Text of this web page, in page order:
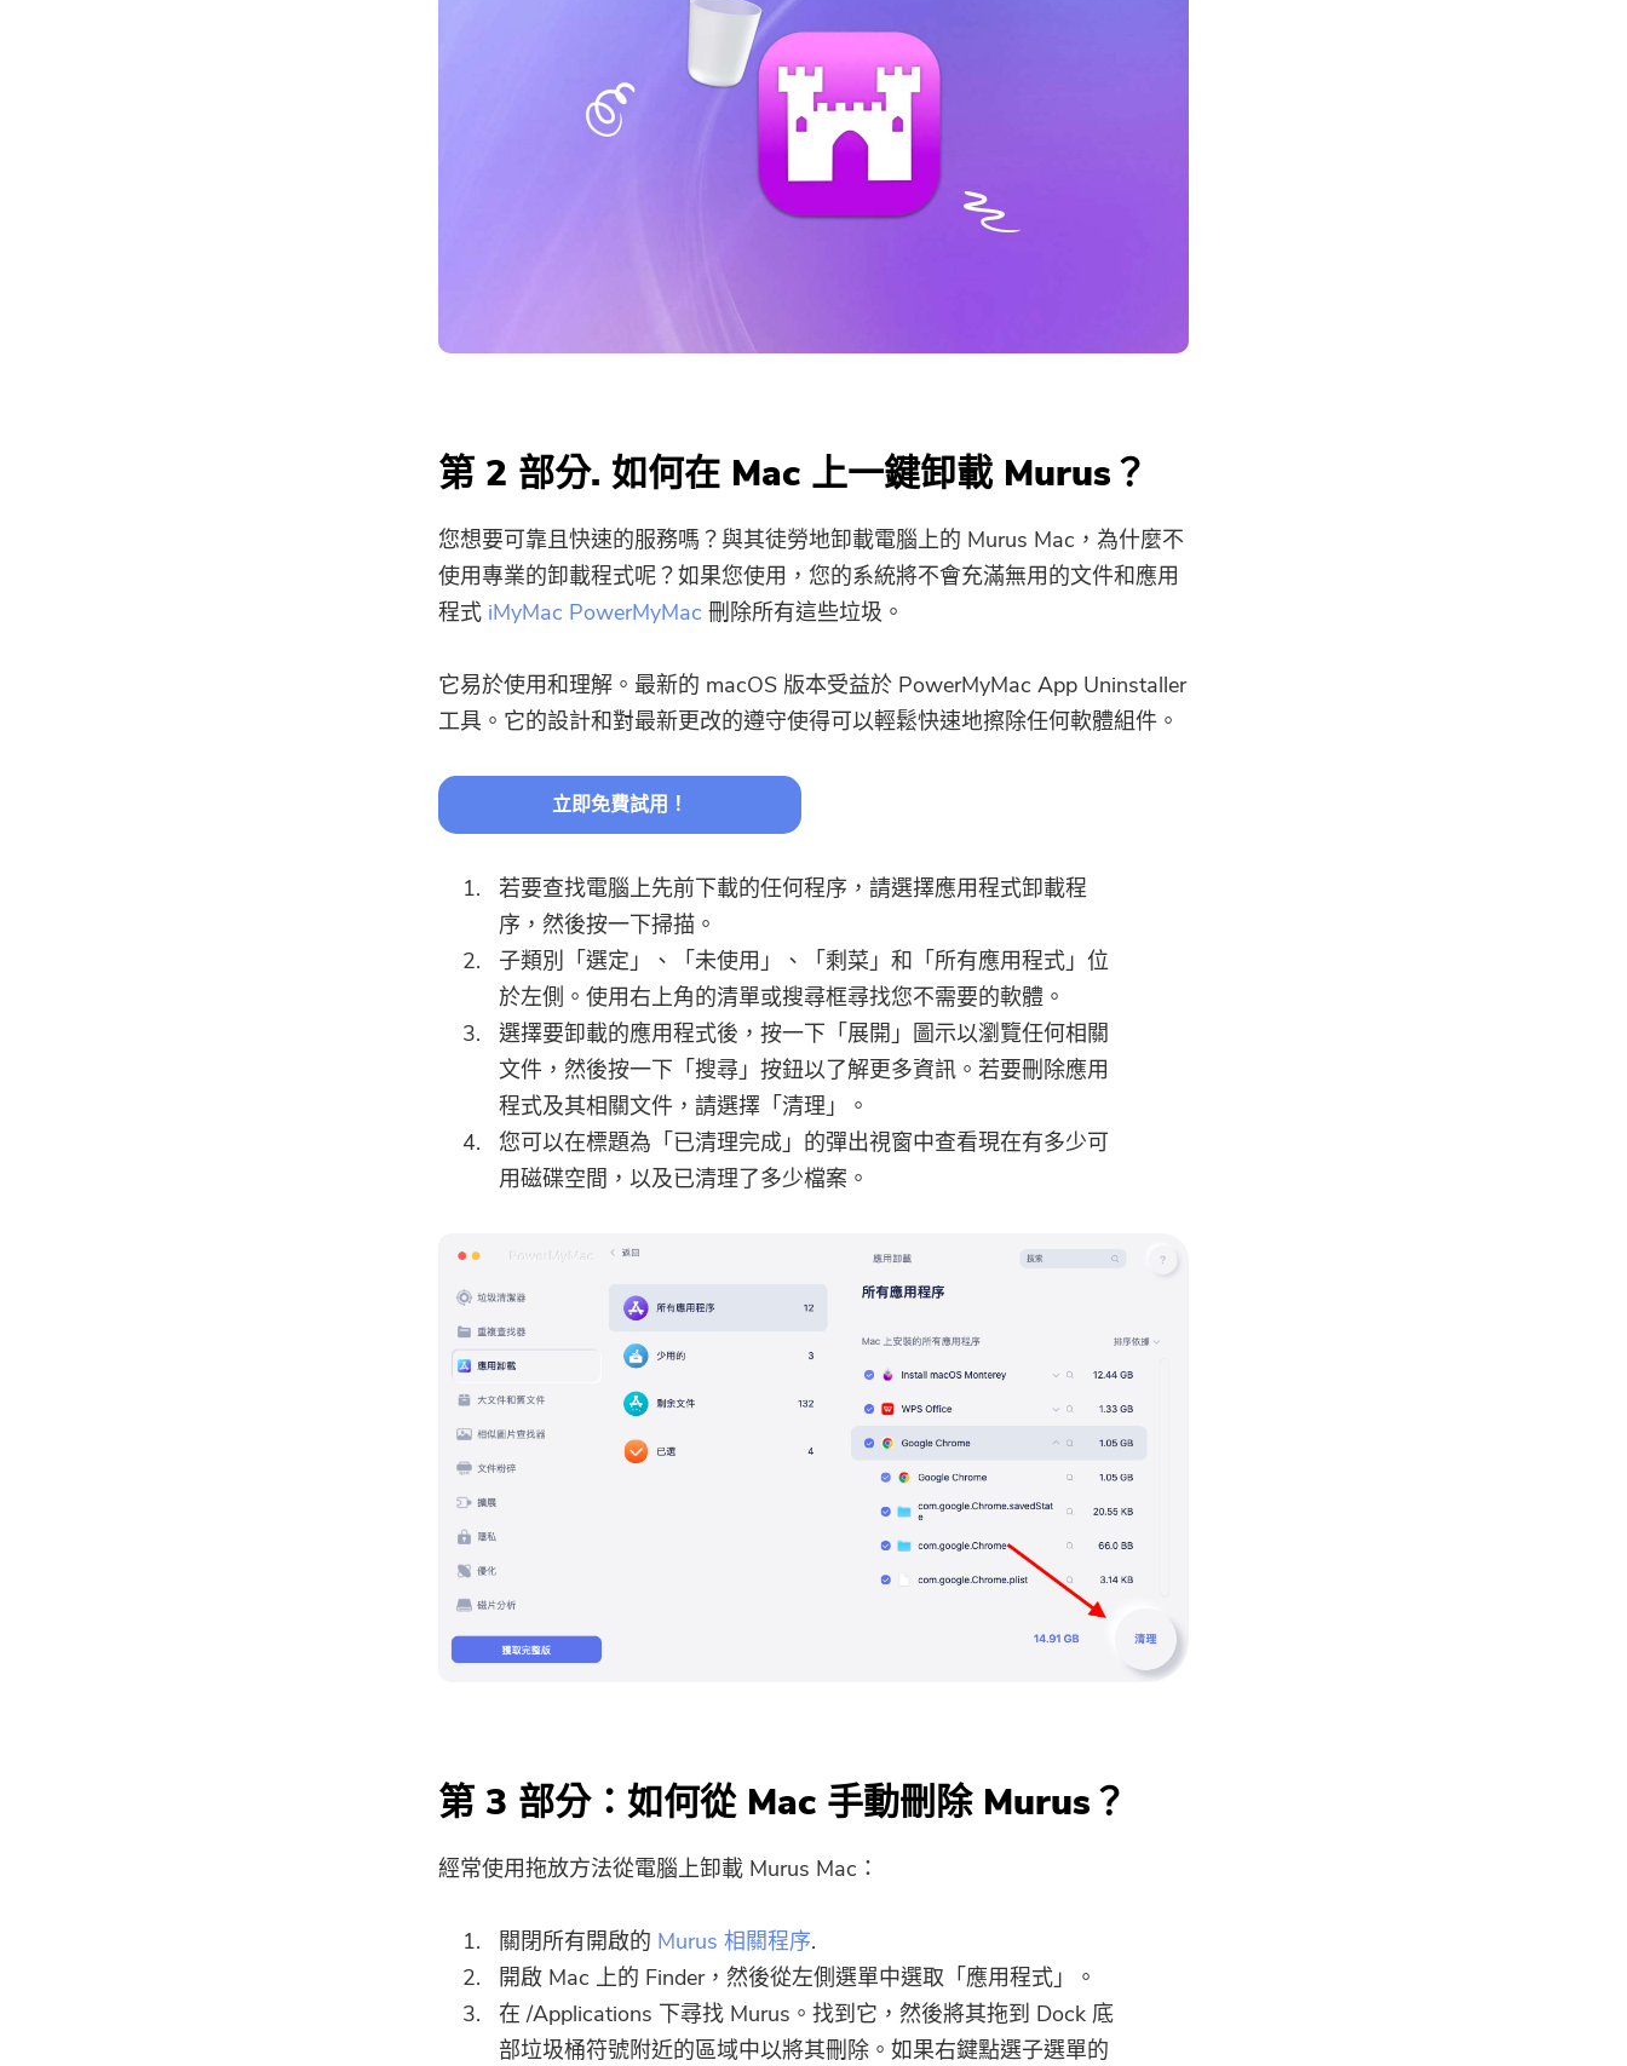
第 2 部分. 如何在 Mac 上一鍵卸載 Murus？
您想要可靠且快速的服務嗎？與其徒勞地卸載電腦上的 Murus Mac，為什麼不
使用專業的卸載程式呢？如果您使用，您的系統將不會充滿無用的文件和應用
程式 iMyMac PowerMyMac 刪除所有這些垃圾。
它易於使用和理解。最新的 macOS 版本受益於 PowerMyMac App Uninstaller
工具。它的設計和對最新更改的遵守使得可以輕鬆快速地擦除任何軟體組件。
立即免費試用！
若要查找電腦上先前下載的任何程序，請選擇應用程式卸載程
序，然後按一下掃描。
子類別「選定」、「未使用」、「剩菜」和「所有應用程式」位
於左側。使用右上角的清單或搜尋框尋找您不需要的軟體。
選擇要卸載的應用程式後，按一下「展開」圖示以瀏覽任何相關
文件，然後按一下「搜尋」按鈕以了解更多資訊。若要刪除應用
程式及其相關文件，請選擇「清理」。
您可以在標題為「已清理完成」的彈出視窗中查看現在有多少可
用磁碟空間，以及已清理了多少檔案。
第 3 部分：如何從 Mac 手動刪除 Murus？
經常使用拖放方法從電腦上卸載 Murus Mac：
關閉所有開啟的 Murus 相關程序.
開啟 Mac 上的 Finder，然後從左側選單中選取「應用程式」。
在 /Applications 下尋找 Murus。找到它，然後將其拖到 Dock 底
部垃圾桶符號附近的區域中以將其刪除。如果右鍵點選子選單的
就快完成了。
訂閱關於iMyMac應用程序的最佳
優惠信息和新聞。
請輸入有效的電子郵件地址
提交
感謝您的訂閱！